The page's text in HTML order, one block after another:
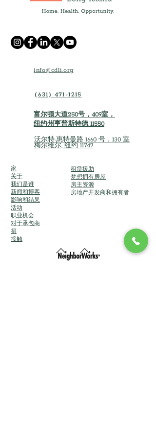
info@cdli.org
(631) 471-1215
富尔顿大道250号，409室，
纽约州亨普斯特德 11550
沃尔特·惠特曼路 1660 号，130 室
梅尔维尔, 纽约 11747
家
关于
我们是谁
新闻和博客
影响和结果
活动
职业机会
对于承包商
捐
接触
租赁援助
梦想拥有房屋
房主资源
房地产开发商和拥有者